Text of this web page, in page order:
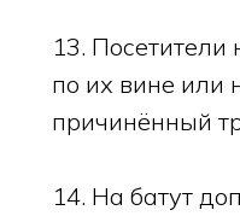
13. Посетители
по их вине или
причинённый
14. На батут